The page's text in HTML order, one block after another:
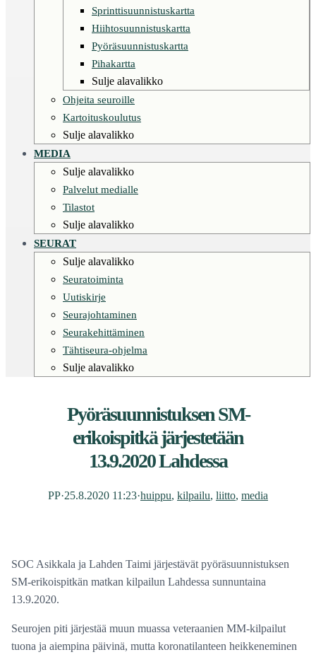
Sprinttisuunnistuskartta
Hiihtosuunnistuskartta
Pyöräsuunnistuskartta
Pihakartta
Sulje alavalikko
Ohjeita seuroille
Kartoituskoulutus
Sulje alavalikko
MEDIA
Sulje alavalikko
Palvelut medialle
Tilastot
Sulje alavalikko
SEURAT
Sulje alavalikko
Seuratoiminta
Uutiskirje
Seurajohtaminen
Seurakehittäminen
Tähtiseura-ohjelma
Sulje alavalikko
Pyöräsuunnistuksen SM-
erikoispitkä järjestetään
13.9.2020 Lahdessa
PP·25.8.2020 11:23·huippu, kilpailu, liitto, media
SOC Asikkala ja Lahden Taimi järjestävät pyöräsuunnistuksen
SM-erikoispitkän matkan kilpailun Lahdessa sunnuntaina
13.9.2020.
Seurojen piti järjestää muun muassa veteraanien MM-kilpailut
tuona ja aiempina päivinä, mutta koronatilanteen heikkeneminen